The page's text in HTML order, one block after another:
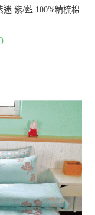
紫/藍 100%精梳棉